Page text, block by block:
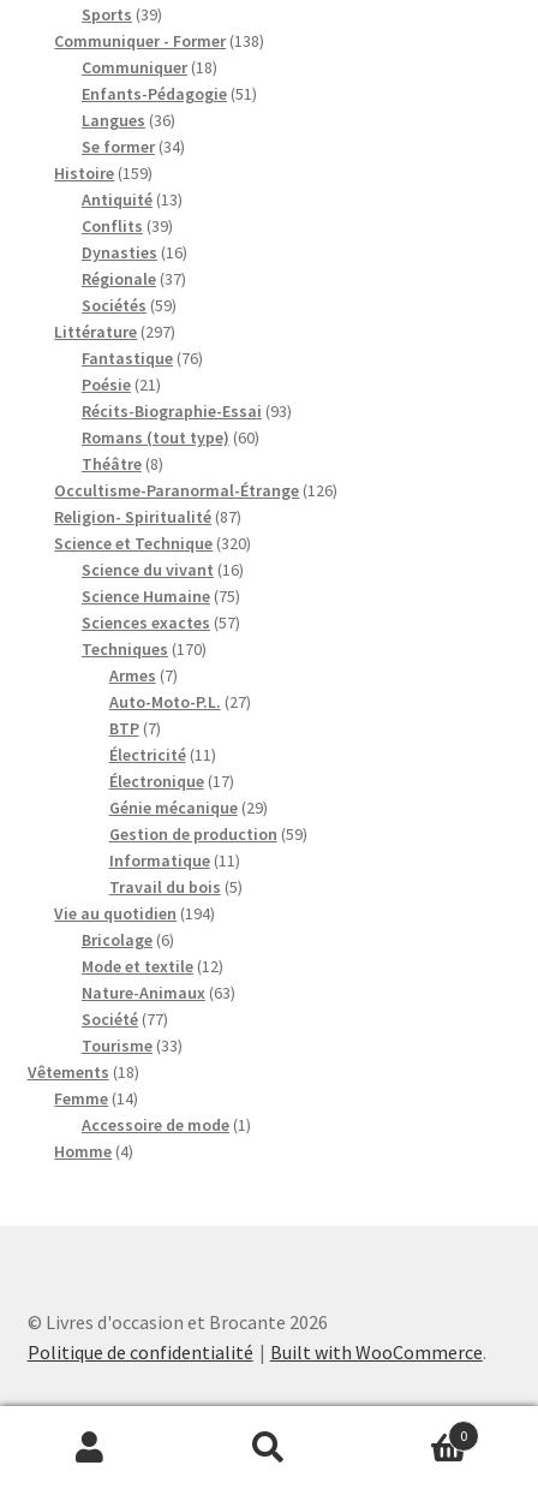
produits
Sports 3939
produits
Communiquer - Former 138138
Communiquer 1818
produits
Enfants-Pédagogie 5151
Langues 3636
produits
Se former 3434
Histoire 159159
produits
Antiquité 1313
Conflits 3939
produits
Dynasties 1616
produits
Régionale 3737
Sociétés 5959
produits
Littérature 297297
produits
Fantastique 7676
Poésie 2121
produits
Récits-Biographie-Essai 9393
Romans (tout type) 6060
Théâtre 88
produits
Occultisme-Paranormal-Étrange 126126
Religion- Spiritualité 8787
produits
Science et Technique 320320
Science du vivant 1616
produits
Science Humaine 7575
produits
Sciences exactes 5757
Techniques 170170
Armes 77
produits
Auto-Moto-P.L. 2727
BTP 77
produits
Électricité 1111
produits
Électronique 1717
produits
Génie mécanique 2929
produits
Gestion de production 5959
Informatique 1111
produits
Travail du bois 55
Vie au quotidien 194194
Bricolage 66
produits
Mode et textile 1212
produits
Nature-Animaux 6363
Société 7777
produits
Tourisme 3333
Vêtements 1818
produits
Femme 1414
produits
Accessoire de mode 11
Homme 44
© Livres d'occasion et Brocante 2026
Politique de confidentialité
Built with WooCommerce.
Recherche
Recherche
0